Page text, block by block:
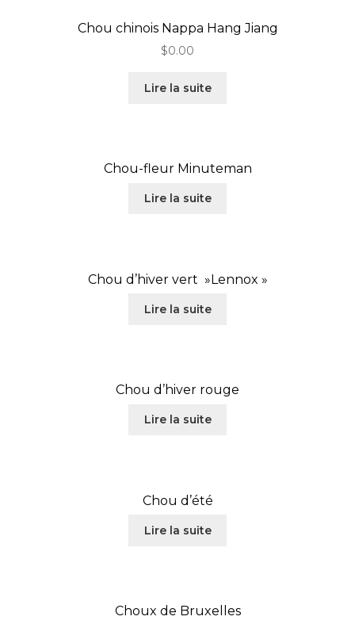
Chou chinois Nappa Hang Jiang
$0.00
Lire la suite
Chou-fleur Minuteman
Lire la suite
Chou d’hiver vert »Lennox »
Lire la suite
Chou d’hiver rouge
Lire la suite
Chou d’été
Lire la suite
Choux de Bruxelles